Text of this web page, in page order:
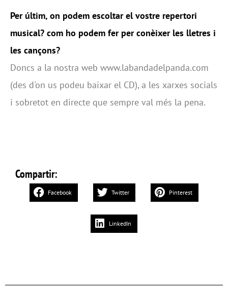
Per últim, on podem escoltar el vostre repertori
musical? com ho podem fer per conèixer les lletres i
les cançons?
Doncs a la nostra web www.labandadelpanda.com
(des d'on us podeu baixar el CD), a les xarxes socials
i sobretot en directe que sempre val més la pena.
Compartir:
Facebook Twitter Pinterest
LinkedIn